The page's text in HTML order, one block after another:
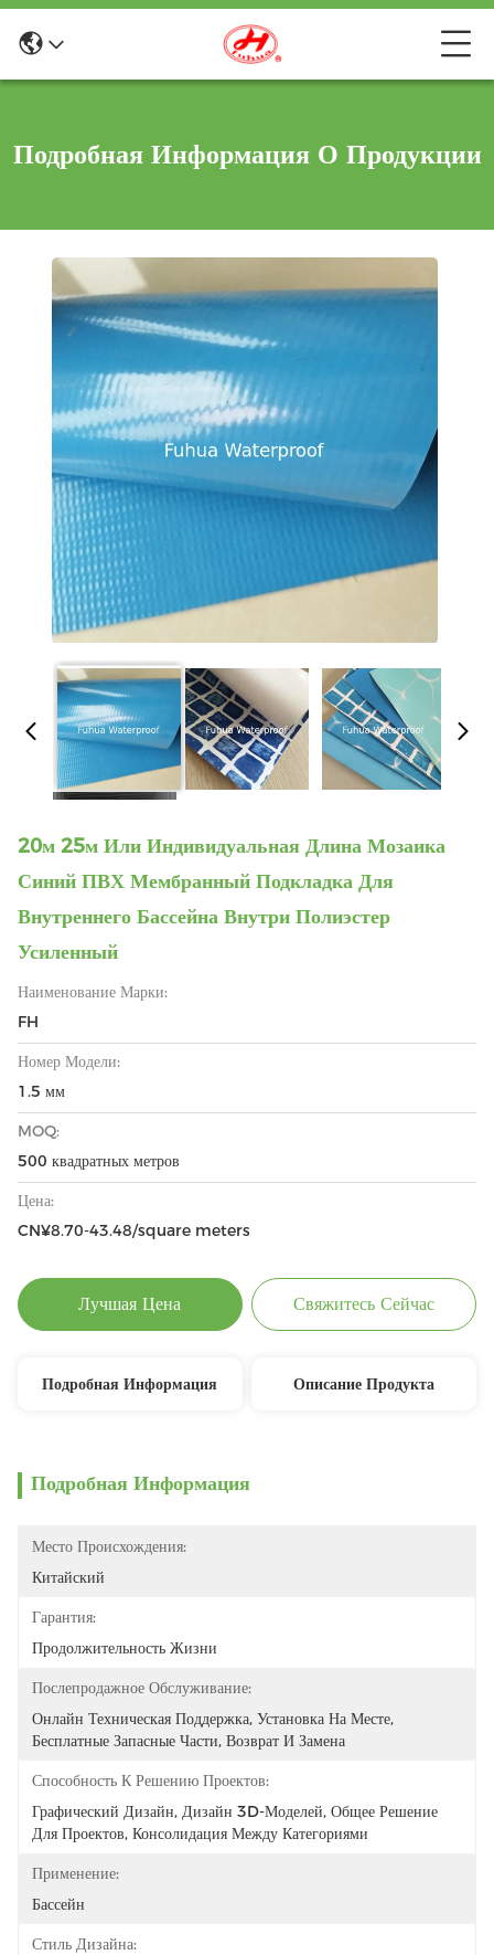
Подробная Информация О Продукции
20м 25м Или Индивидуальная Длина Мозаика
Синий ПВХ Мембранный Подкладка Для
Внутреннего Бассейна Внутри Полиэстер
Усиленный
Наименование Марки:
FH
Номер Модели:
1.5 мм
MOQ:
500 квадратных метров
Цена:
CN¥8.70-43.48/square meters
Лучшая Цена Свяжитесь Сейчас
Подробная Информация Описание Продукта
Подробная Информация
Место Происхождения:
Китайский
Гарантия:
Продолжительность Жизни
Послепродажное Обслуживание:
Онлайн Техническая Поддержка, Установка На Месте,
Бесплатные Запасные Части, Возврат И Замена
Способность К Решению Проектов:
Графический Дизайн, Дизайн 3D-Моделей, Общее Решение
Для Проектов, Консолидация Между Категориями
Применение:
Бассейн
Стиль Дизайна: